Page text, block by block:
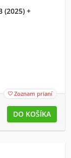
(2025) +
 Zoznam prianí